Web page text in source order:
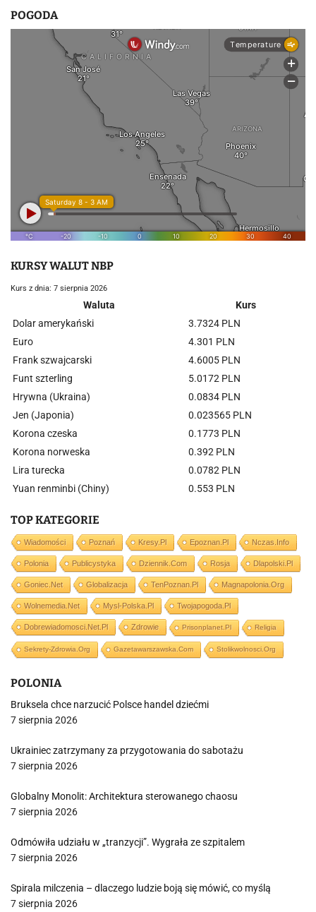
POGODA
KURSY WALUT NBP
Kurs z dnia: 7 sierpnia 2026
Waluta
Kurs
Dolar amerykański
3.7324 PLN
Euro
4.301 PLN
Frank szwajcarski
4.6005 PLN
Funt szterling
5.0172 PLN
Hrywna (Ukraina)
0.0834 PLN
Jen (Japonia)
0.023565 PLN
Korona czeska
0.1773 PLN
Korona norweska
0.392 PLN
Lira turecka
0.0782 PLN
Yuan renminbi (Chiny)
0.553 PLN
TOP KATEGORIE
Wiadomości Poznań Kresy.pl Epoznan.pl Nczas.info
Polonia Publicystyka Dziennik.com Rosja Dlapolski.pl
Goniec.net Globalizacja TenPoznan.pl Magnapolonia.org
Wolnemedia.net Mysl-Polska.pl Twojapogoda.pl
Dobrewiadomosci.net.pl Zdrowie Prisonplanet.pl Religia
Sekrety-Zdrowia.org Gazetawarszawska.com Stolikwolnosci.org
POLONIA
Bruksela chce narzucić Polsce handel dziećmi
7 sierpnia 2026
Ukrainiec zatrzymany za przygotowania do sabotażu
7 sierpnia 2026
Globalny Monolit: Architektura sterowanego chaosu
7 sierpnia 2026
Odmówiła udziału w „tranzycji”. Wygrała ze szpitalem
7 sierpnia 2026
Spirala milczenia – dlaczego ludzie boją się mówić, co myślą
7 sierpnia 2026